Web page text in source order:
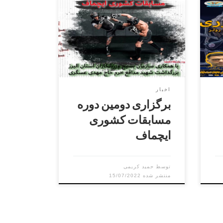
و
برگزاری دومین دوره مسابقات
کشوری ایچماف ۱۴۰۱
اخبار
برگزاری دومین دوره
مسابقات کشوری
ایچماف
توسط حمید کریمی
15/07/2022